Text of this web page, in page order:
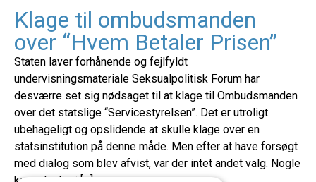
Klage til ombudsmanden
over “Hvem Betaler Prisen”
Staten laver forhånende og fejlfyldt
undervisningsmateriale Seksualpolitisk Forum har
desværre set sig nødsaget til at klage til Ombudsmanden
over det statslige “Servicestyrelsen”. Det er utroligt
ubehageligt og opslidende at skulle klage over en
statsinstitution på denne måde. Men efter at have forsøgt
med dialog som blev afvist, var der intet andet valg. Nogle